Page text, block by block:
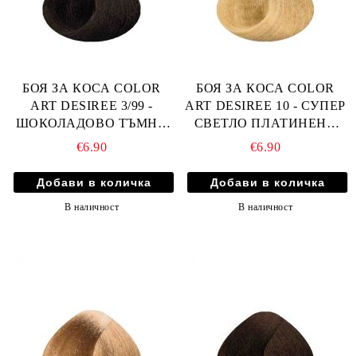
БОЯ ЗА КОСА COLOR
ART DESIREE 3/99 -
ШОКОЛАДОВО ТЪМНО
КАФЯВО
€6.90
В наличност
БОЯ ЗА КОСА COLOR
ART DESIREE 10 - СУПЕР
СВЕТЛО ПЛАТИНЕНО
РУСО
€6.90
В наличност